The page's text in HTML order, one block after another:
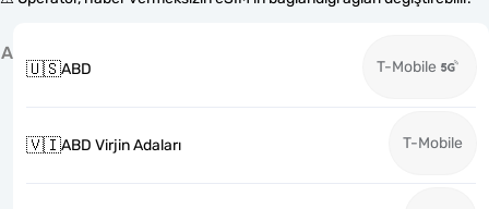
A
🇺🇸ABD T-Mobile
🇻🇮ABD Virjin Adaları T-Mobile